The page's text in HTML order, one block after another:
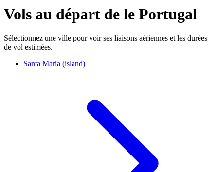
Vols au départ de le Portugal
Sélectionnez une ville pour voir ses liaisons aériennes et les durées
de vol estimées.
Santa Maria (island)